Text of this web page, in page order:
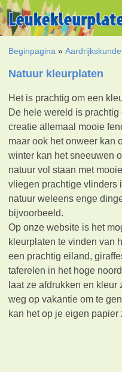
Beginpagina »Aardrijkskunde
Natuur kleurplaten
Het is prachtig om een
De hele wereld is
creatie allemaal mooie
maar ook het onweer kan
winter kan het sneeuwen
natuur vol staan met
vliegen prachtige vlinders
natuur weleens enge
bijvoorbeeld.
Op onze website is het
kleurplaten te vinden van
een prachtig eiland,
taferelen in het hoge
laat ze afdrukken en kleur
weg op vakantie om te
kan het op je eigen papier